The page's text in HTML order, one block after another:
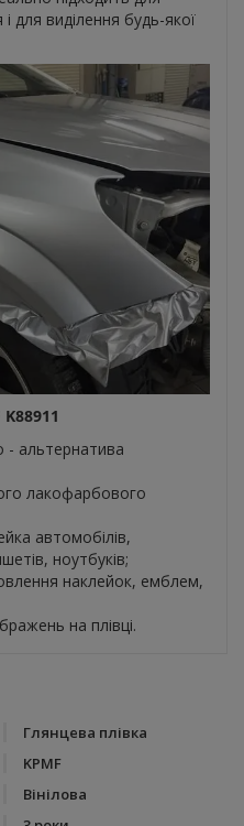
для виділення будь-якої
- альтернатива
лакофарбового
автомобілів,
ноутбуків;
наклейок, емблем,
на плівці.
Глянцева плівка
KPMF
Вінілова